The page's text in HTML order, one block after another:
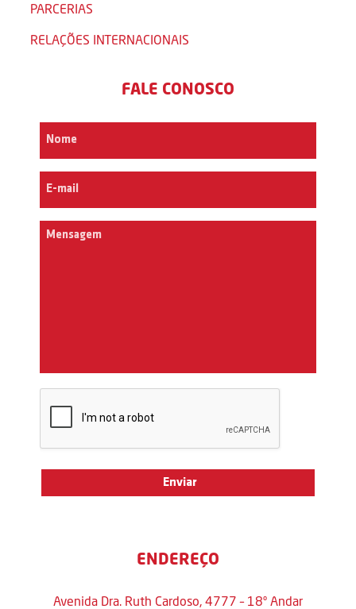
PARCERIAS
RELAÇÕES INTERNACIONAIS
FALE CONOSCO
ENDEREÇO
Avenida Dra. Ruth Cardoso, 4777 – 18º Andar